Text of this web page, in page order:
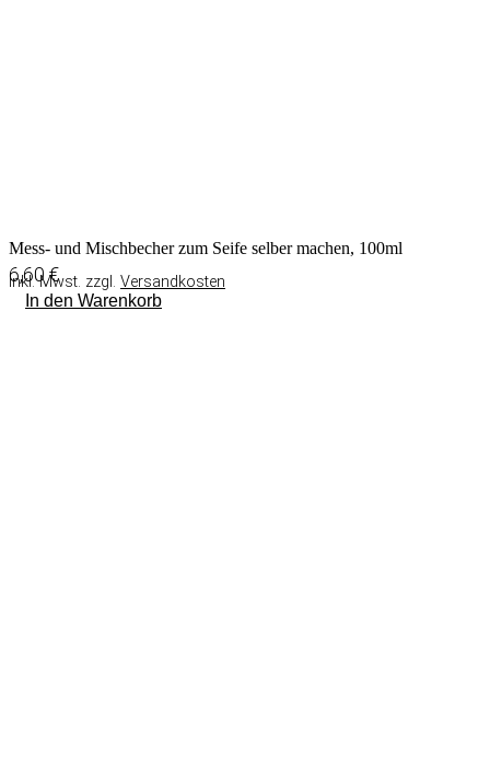
Mess- und Mischbecher zum Seife selber machen, 100ml
6,60€
inkl. Mwst. zzgl. Versandkosten
In den Warenkorb